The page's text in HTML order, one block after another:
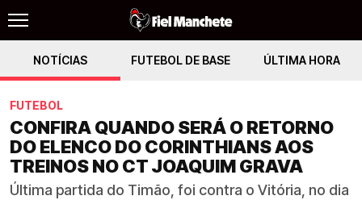
NOTÍCIAS FUTEBOL DE BASE ÚLTIMA HORA
FUTEBOL
CONFIRA QUANDO SERÁ O RETORNO
DO ELENCO DO CORINTHIANS AOS
TREINOS NO CT JOAQUIM GRAVA
Última partida do Timão, foi contra o Vitória, no dia